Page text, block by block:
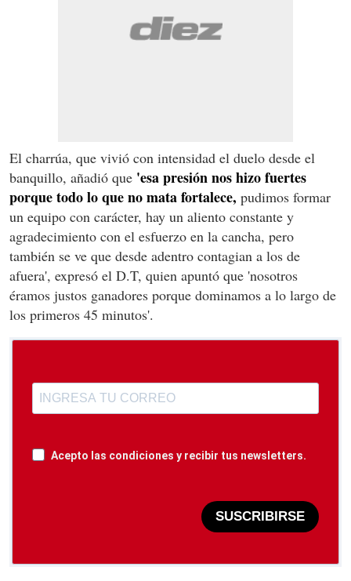
El charrúa, que vivió con intensidad el duelo desde el
banquillo, añadió que 'esa presión nos hizo fuertes
porque todo lo que no mata fortalece, pudimos formar
un equipo con carácter, hay un aliento constante y
agradecimiento con el esfuerzo en la cancha, pero
también se ve que desde adentro contagian a los de
afuera', expresó el D.T, quien apuntó que 'nosotros
éramos justos ganadores porque dominamos a lo largo de
los primeros 45 minutos'.
Acepto las condiciones y recibir tus newsletters.
SUSCRIBIRSE